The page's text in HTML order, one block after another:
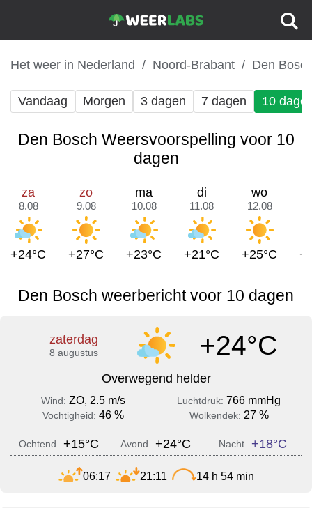
Het weer in Nederland Noord-Brabant Den
Vandaag Morgen 3 dagen 7 dagen 10
Den Bosch Weersvoorspelling voor 10
dagen
za
8.08
+24°C
zo
9.08
+27°C
ma
10.08
+23°C
di
11.08
+21°C
wo
12.08
+25°C
Den Bosch weerbericht voor 10 dagen
zaterdag
8 augustus +24°C
Overwegend helder
Wind: ZO, 2.5 m/s Luchtdruk: 766 mmHg
Vochtigheid: 46 % Wolkendek: 27 %
Ochtend +15°C Avond +24°C Nacht +18°C
06:17 21:11 14 h 54 min